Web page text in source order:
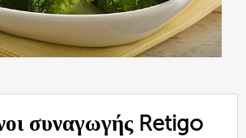
συναγωγής Retigo